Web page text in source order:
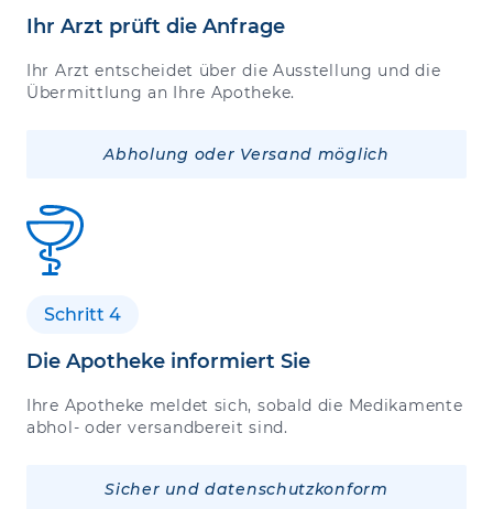
Ihr Arzt prüft die Anfrage
Ihr Arzt entscheidet über die Ausstellung und die
Übermittlung an Ihre Apotheke.
Abholung oder Versand möglich
Schritt 4
Die Apotheke informiert Sie
Ihre Apotheke meldet sich, sobald die Medikamente
abhol- oder versandbereit sind.
Sicher und datenschutzkonform